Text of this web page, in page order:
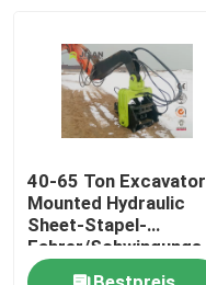
40-65 Ton Excavator
Mounted Hydraulic
Sheet-Stapel-
Fahrer/Schwingungs-
Hammer